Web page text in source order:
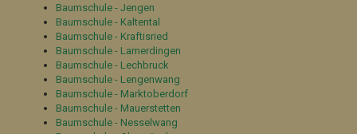
Baumschule - Jengen
Baumschule - Kaltental
Baumschule - Kraftisried
Baumschule - Lamerdingen
Baumschule - Lechbruck
Baumschule - Lengenwang
Baumschule - Marktoberdorf
Baumschule - Mauerstetten
Baumschule - Nesselwang